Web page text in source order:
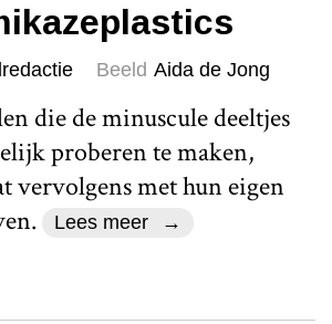
Beeld Aida de Jong
die de minuscule deeltjes
proberen te maken,
vervolgens met hun eigen
Lees meer